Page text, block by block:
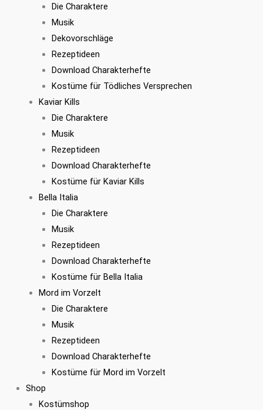
Die Charaktere
Musik
Dekovorschläge
Rezeptideen
Download Charakterhefte
Kostüme für Tödliches Versprechen
Kaviar Kills
Die Charaktere
Musik
Rezeptideen
Download Charakterhefte
Kostüme für Kaviar Kills
Bella Italia
Die Charaktere
Musik
Rezeptideen
Download Charakterhefte
Kostüme für Bella Italia
Mord im Vorzelt
Die Charaktere
Musik
Rezeptideen
Download Charakterhefte
Kostüme für Mord im Vorzelt
Shop
Kostümshop